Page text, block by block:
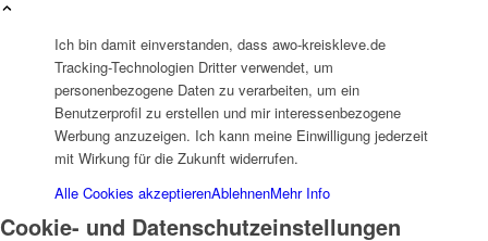
Offene Jugendarbeit
Kita
Ich bin damit einverstanden, dass awo-kreiskleve.de
Tracking-Technologien Dritter verwendet, um
personenbezogene Daten zu verarbeiten, um ein
Benutzerprofil zu erstellen und mir interessenbezogene
Werbung anzuzeigen. Ich kann meine Einwilligung jederzeit
mit Wirkung für die Zukunft widerrufen.
Alle Cookies akzeptierenAblehnenMehr Info
Cookie- und Datenschutzeinstellungen